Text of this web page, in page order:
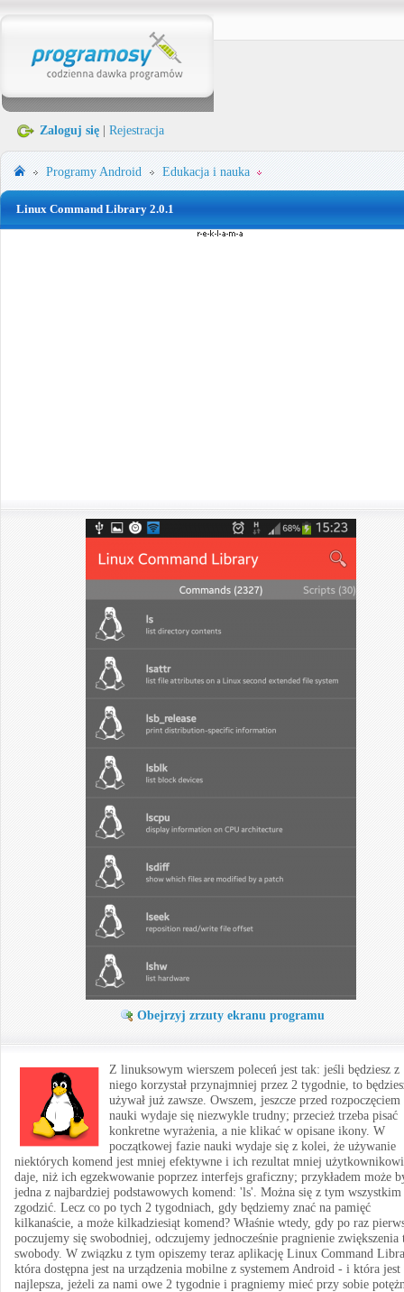
Zaloguj się Rejestracja
ProgramyAndroid Edukacja i nauka
Linux Command Library 2.0.1
Obejrzyj zrzuty ekranu programu
Z linuksowym wierszem poleceń jest tak: jeśli będziesz z
niego korzystał przynajmniej przez 2 tygodnie, to
używał już zawsze. Owszem, jeszcze przed rozpoczęciem
nauki wydaje się niezwykle trudny; przecież trzeba pisać
konkretne wyrażenia, a nie klikać w opisane ikony. W
początkowej fazie nauki wydaje się z kolei, że używanie
niektórych komend jest mniej efektywne i ich rezultat mniej użytkownikowi
daje, niż ich egzekwowanie poprzez interfejs graficzny; przykładem może
jedna z najbardziej podstawowych komend: 'ls'. Można się z tym wszystkim
zgodzić. Lecz co po tych 2 tygodniach, gdy będziemy znać na pamięć
kilkanaście, a może kilkadziesiąt komend? Właśnie wtedy, gdy po raz
poczujemy się swobodniej, odczujemy jednocześnie pragnienie zwiększenia
swobody. W związku z tym opiszemy teraz aplikację Linux Command
która dostępna jest na urządzenia mobilne z systemem Android - i która jest
najlepsza, jeżeli za nami owe 2 tygodnie i pragniemy mieć przy sobie